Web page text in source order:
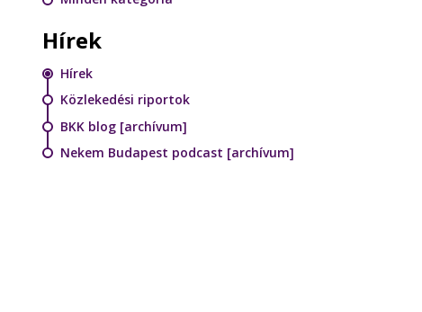
Hírek
Hírek
Közlekedési riportok
BKK blog [archívum]
Nekem Budapest podcast [archívum]